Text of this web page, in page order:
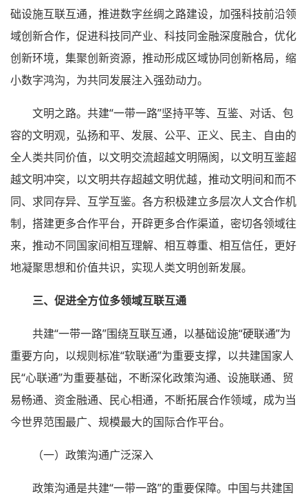
础设施互联互通，推进数字丝绸之路建设，加强科技前沿领
域创新合作，促进科技同产业、科技同金融深度融合，优化
创新环境，集聚创新资源，推动形成区域协同创新格局，缩
小数字鸿沟，为共同发展注入强劲动力。
文明之路。共建“一带一路”坚持平等、互鉴、对话、包
容的文明观，弘扬和平、发展、公平、正义、民主、自由的
全人类共同价值，以文明交流超越文明隔阂，以文明互鉴超
越文明冲突，以文明共存超越文明优越，推动文明间和而不
同、求同存异、互学互鉴。各方积极建立多层次人文合作机
制，搭建更多合作平台，开辟更多合作渠道，密切各领域往
来，推动不同国家间相互理解、相互尊重、相互信任，更好
地凝聚思想和价值共识，实现人类文明创新发展。
三、促进全方位多领域互联互通
共建“一带一路”围绕互联互通，以基础设施“硬联通”为
重要方向，以规则标准“软联通”为重要支撑，以共建国家人
民“心联通”为重要基础，不断深化政策沟通、设施联通、贸
易畅通、资金融通、民心相通，不断拓展合作领域，成为当
今世界范围最广、规模最大的国际合作平台。
（一）政策沟通广泛深入
政策沟通是共建“一带一路”的重要保障。中国与共建国